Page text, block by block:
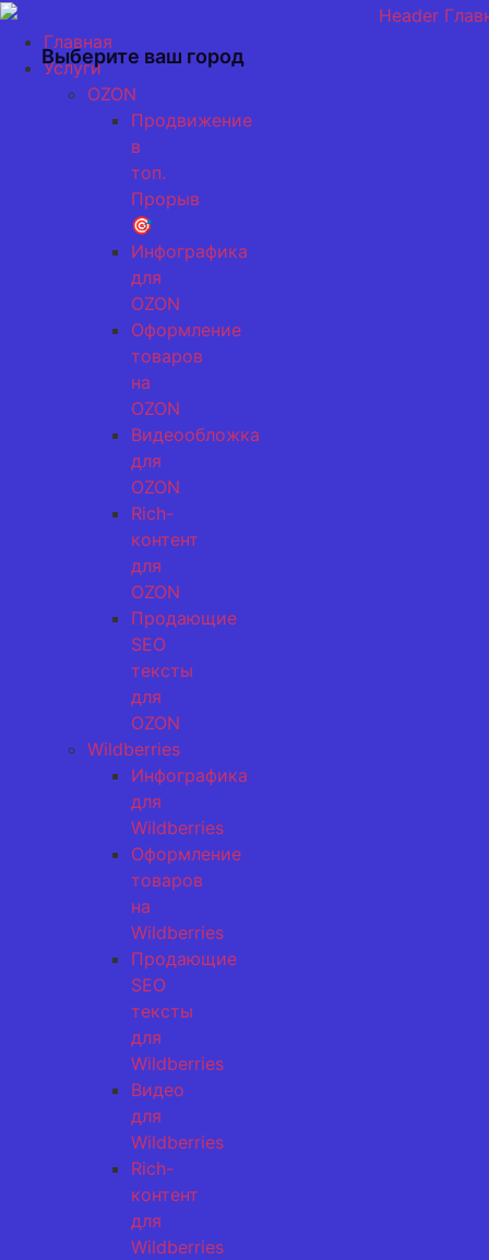
Перейти
содержимому
Главная
Услуги
OZON
Продвижение
в
топ.
Прорыв
🎯
Инфографика
для
OZON
Оформление
товаров
на
OZON
Видеообложка
для
OZON
Rich-
контент
для
OZON
Продающие
SEO
тексты
для
OZON
Wildberries
Инфографика
для
Wildberries
Оформление
товаров
на
Wildberries
Продающие
SEO
тексты
для
Wildberries
Видео
для
Wildberries
Rich-
контент
для
Wildberries
Выберите ваш город